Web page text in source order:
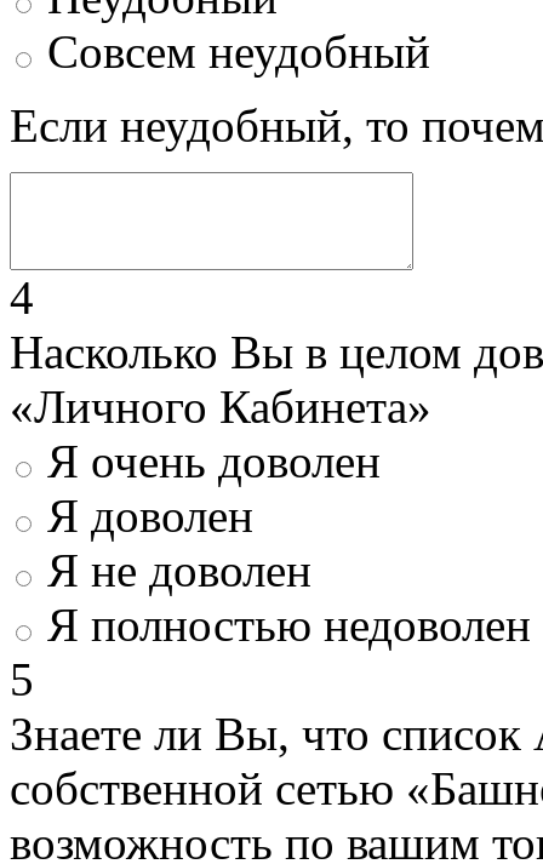
Совсем неудобный
Если неудобный, то
4
Насколько Вы в целом
«Личного Кабинета»
Я очень доволен
Я доволен
Я не доволен
Я полностью недоволен
5
Знаете ли Вы, что
собственной сетью
возможность по вашим